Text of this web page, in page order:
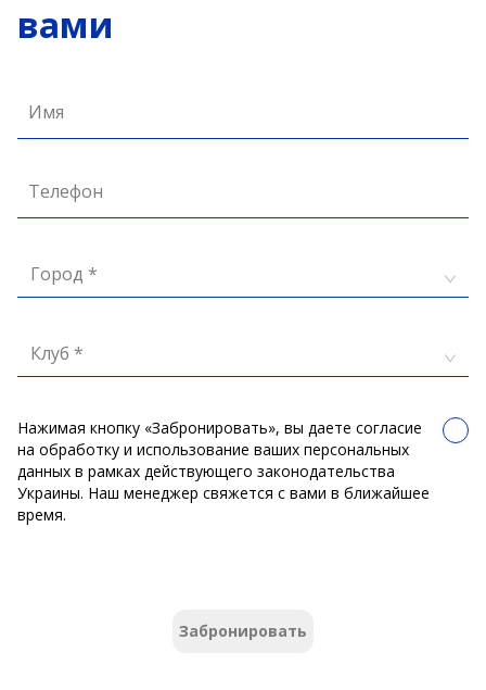
вами
Имя
Телефон
Город *
Клуб *
Нажимая кнопку «Забронировать», вы даете согласие
на обработку и использование ваших персональных
данных в рамках действующего законодательства
Украины. Наш менеджер свяжется с вами в ближайшее
время.
Забронировать